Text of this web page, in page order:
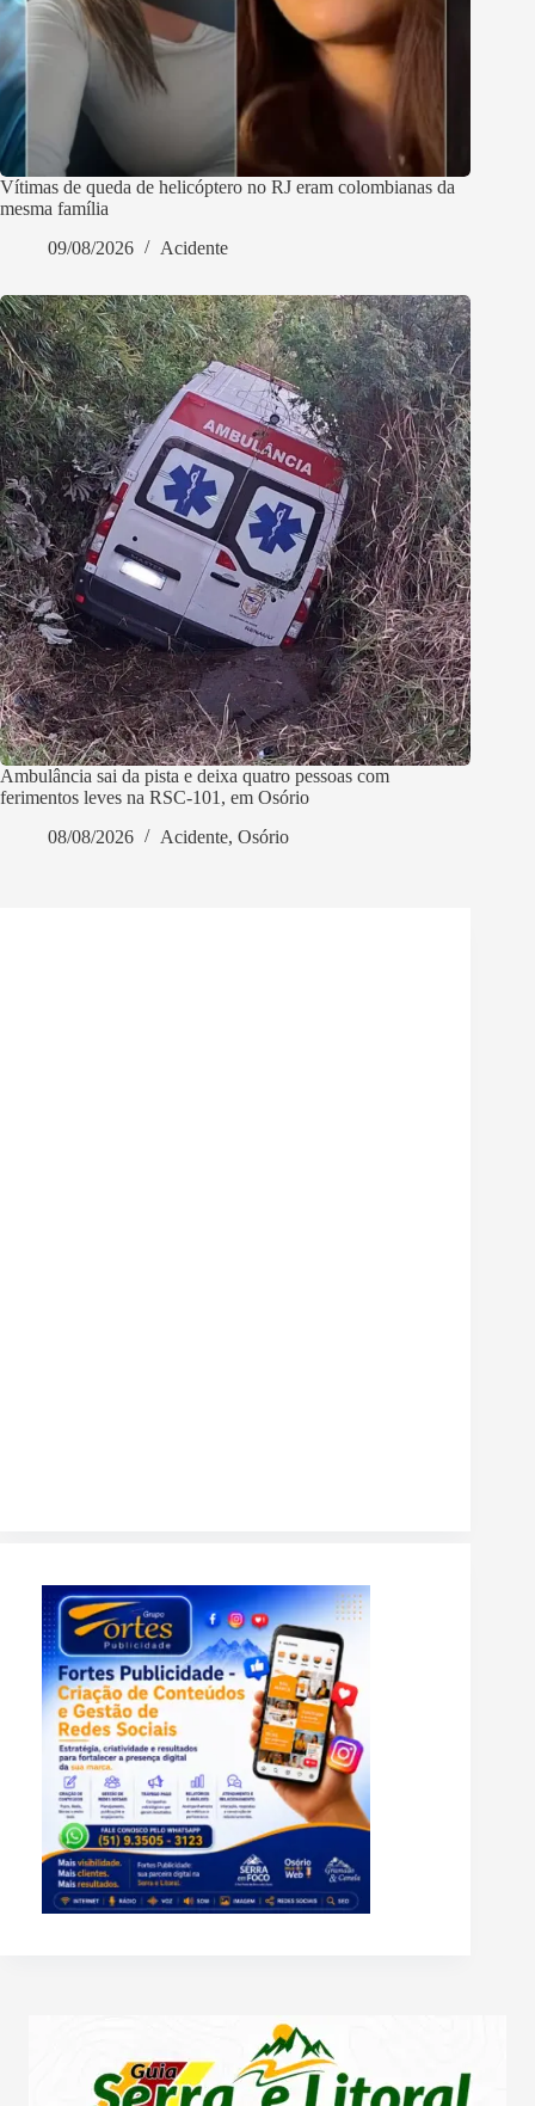
Vítimas de queda de helicóptero no RJ eram colombianas da
mesma família
09/08/2026
Acidente
Ambulância sai da pista e deixa quatro pessoas com
ferimentos leves na RSC-101, em Osório
08/08/2026
Acidente, Osório